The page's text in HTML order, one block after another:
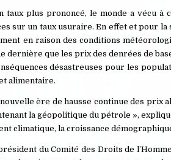
taux plus prononcé, le monde a vécu
sur un taux usuraire. En effet et pour la
en raison des conditions
dernière que les prix des denrées de
désastreuses pour les
alimentaire.
ère de hausse continue des prix
la géopolitique du pétrole »,
climatique, la croissance
du Comité des Droits de